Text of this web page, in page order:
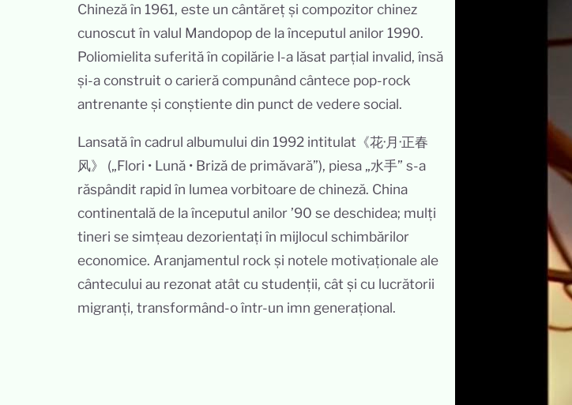
Chineză în 1961, este un cântăreț și compozitor chinez
cunoscut în valul Mandopop de la începutul anilor 1990.
Poliomielita suferită în copilărie l-a lăsat parțial invalid, însă
și-a construit o carieră compunând cântece pop-rock
antrenante și conștiente din punct de vedere social.
Lansată în cadrul albumului din 1992 intitulat《花·月·正春
风》 („Flori • Lună • Briză de primăvară”), piesa „水手” s-a
răspândit rapid în lumea vorbitoare de chineză. China
continentală de la începutul anilor ’90 se deschidea; mulți
tineri se simțeau dezorientați în mijlocul schimbărilor
economice. Aranjamentul rock și notele motivaționale ale
cântecului au rezonat atât cu studenții, cât și cu lucrătorii
migranți, transformând-o într-un imn generațional.